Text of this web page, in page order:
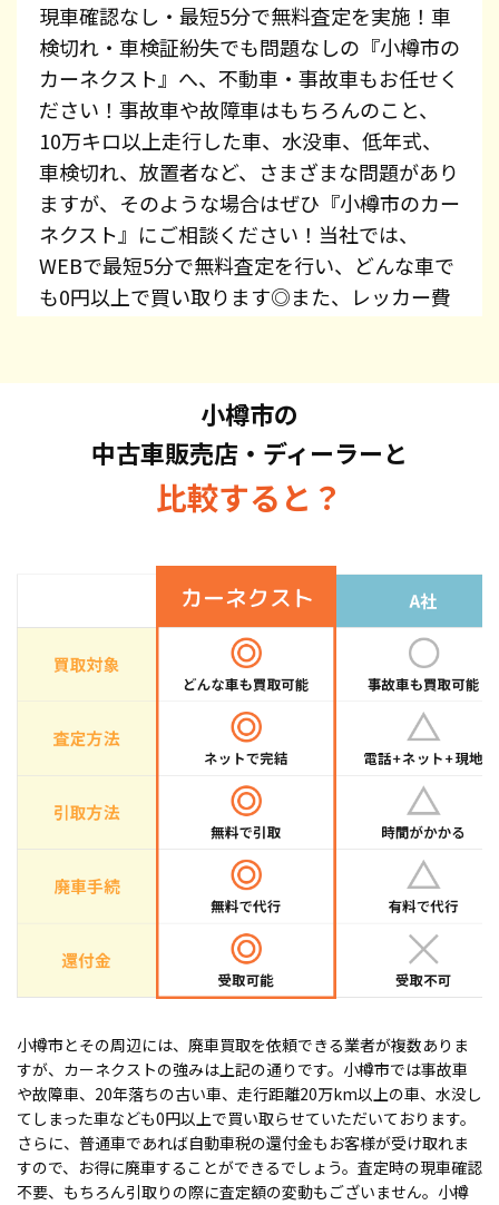
現車確認なし・最短5分で無料査定を実施！車
検切れ・車検証紛失でも問題なしの『小樽市の
カーネクスト』へ、不動車・事故車もお任せく
ださい！事故車や故障車はもちろんのこと、
10万キロ以上走行した車、水没車、低年式、
車検切れ、放置者など、さまざまな問題があり
ますが、そのような場合はぜひ『小樽市のカー
ネクスト』にご相談ください！当社では、
WEBで最短5分で無料査定を行い、どんな車で
も0円以上で買い取ります◎また、レッカー費
セイ・スカイライン・CX-5・ジムニーなど、車
種を問わずお持ち込みください。また、高価買
取している車種もございますので、お気軽にお
問い合わせください！
小樽市の
中古車販売店・ディーラーと
比較すると？
小樽市とその周辺には、廃車買取を依頼できる業者が複数ありま
すが、カーネクストの強みは上記の通りです。小樽市では事故車
や故障車、20年落ちの古い車、走行距離20万km以上の車、水没し
てしまった車なども0円以上で買い取らせていただいております。
さらに、普通車であれば自動車税の還付金もお客様が受け取れま
すので、お得に廃車することができるでしょう。査定時の現車確認
不要、もちろん引取りの際に査定額の変動もございません。小樽